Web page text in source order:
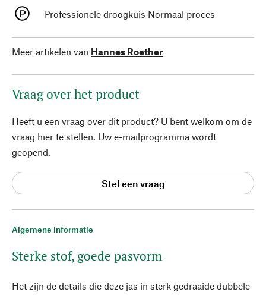
Algemene informatie
Sterke stof, goede pasvorm
Het zijn de details die deze jas in sterk gedraaide dubbele
Professionele droogkuis Normaal proces
Meer artikelen van Hannes Roether
Vraag over het product
Heeft u een vraag over dit product? U bent welkom om de
vraag hier te stellen. Uw e-mailprogramma wordt
geopend.
Stel een vraag